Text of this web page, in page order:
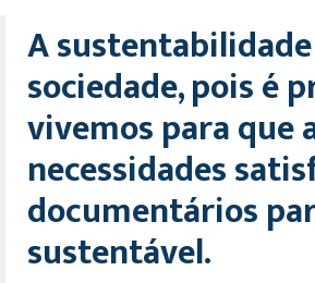
A
sociedade, pois é
vivemos para que
necessidades
documentários
sustentável.